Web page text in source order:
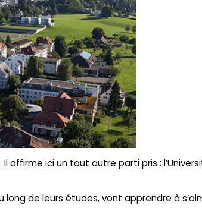
ici un tout autre parti pris :
long de leurs études, vont apprendre à